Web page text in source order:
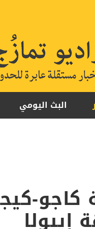
البث اليومي
كاجو-
إيبولا